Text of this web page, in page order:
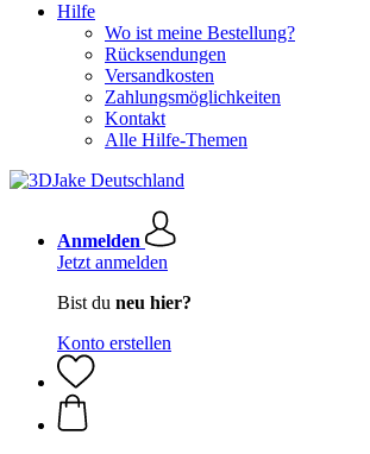
Hilfe
Wo ist meine Bestellung?
Rücksendungen
Versandkosten
Zahlungsmöglichkeiten
Kontakt
Alle Hilfe-Themen
Anmelden
Jetzt anmelden
Bist du neu hier?
Konto erstellen